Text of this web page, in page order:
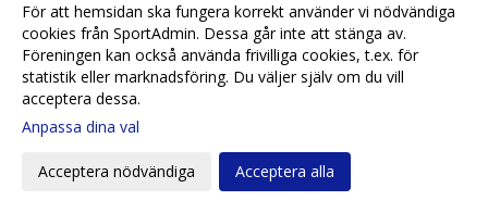
Vänner! 2015-11-14 09:51
Härlig seger tjejer! 2015-11-07 17:56
Från handbollsskola till elit – nu händer det i
Sånnahallen igen!
Åhus Handboll har haft årsmöte
Spontanhandboll på Höstlovet
För att hemsidan ska fungera korrekt använder vi nödvändiga
cookies från SportAdmin. Dessa går inte att stänga av.
Föreningen kan också använda frivilliga cookies, t.ex. för
statistik eller marknadsföring. Du väljer själv om du vill
acceptera dessa.
Anpassa dina val
Acceptera nödvändiga Acceptera alla